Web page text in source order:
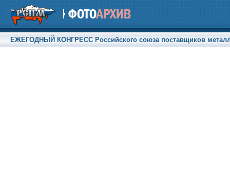
ЕЖЕГОДНЫЙ КОНГРЕСС Российского союза поставщиков